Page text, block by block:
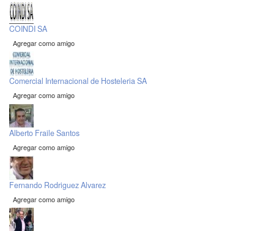
COINDI SA
Agregar como amigo
Comercial Internacional de Hosteleria SA
Agregar como amigo
Alberto Fraile Santos
Agregar como amigo
Fernando Rodriguez Alvarez
Agregar como amigo